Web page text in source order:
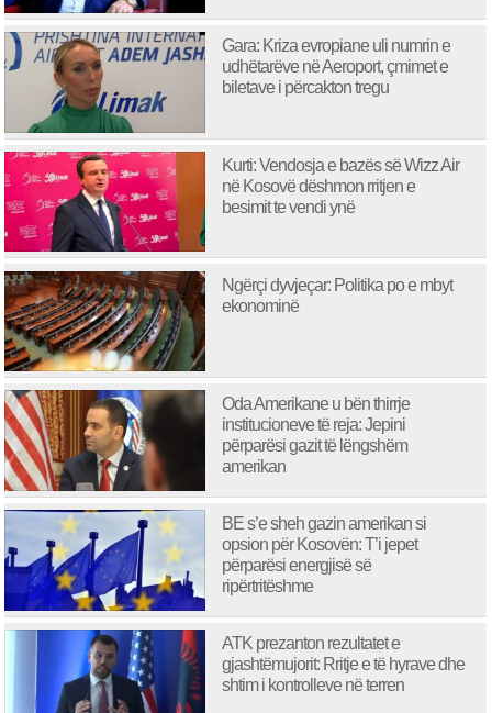
Gara: Kriza evropiane uli numrin e
udhëtarëve në Aeroport, çmimet e
biletave i përcakton tregu
Kurti: Vendosja e bazës së Wizz Air
në Kosovë dëshmon rritjen e
besimit te vendi ynë
Ngërçi dyvjeçar: Politika po e mbyt
ekonominë
Oda Amerikane u bën thirrje
institucioneve të reja: Jepini
përparësi gazit të lëngshëm
amerikan
BE s’e sheh gazin amerikan si
opsion për Kosovën: T’i jepet
përparësi energjisë së
ripërtritëshme
ATK prezanton rezultatet e
gjashtëmujorit: Rritje e të hyrave dhe
shtim i kontrolleve në terren